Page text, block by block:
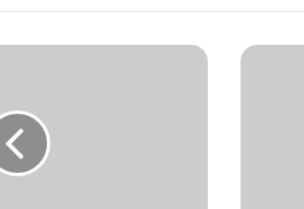
بهترین